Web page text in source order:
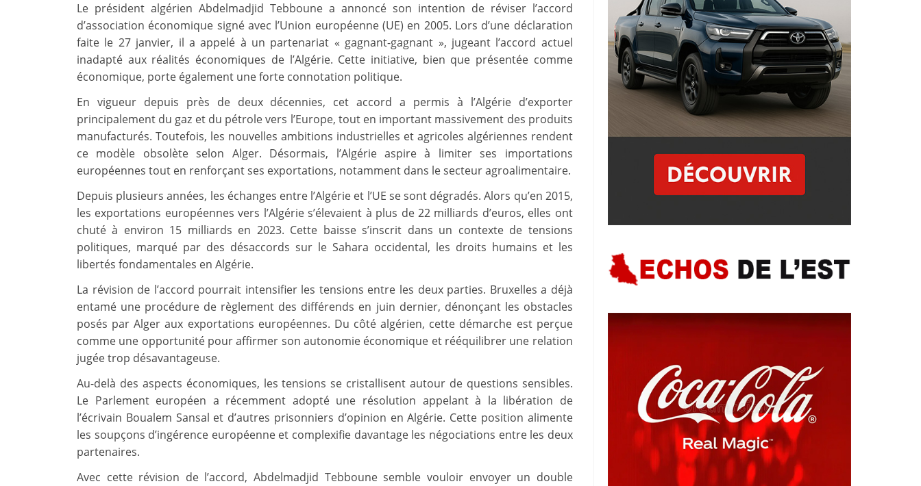
Le président algérien Abdelmadjid Tebboune a annoncé son intention de réviser l’accord
d’association économique signé avec l’Union européenne (UE) en 2005. Lors d’une déclaration
faite le 27 janvier, il a appelé à un partenariat « gagnant-gagnant », jugeant l’accord actuel
inadapté aux réalités économiques de l’Algérie. Cette initiative, bien que présentée comme
économique, porte également une forte connotation politique.
En vigueur depuis près de deux décennies, cet accord a permis à l’Algérie d’exporter
principalement du gaz et du pétrole vers l’Europe, tout en important massivement des produits
manufacturés. Toutefois, les nouvelles ambitions industrielles et agricoles algériennes rendent
ce modèle obsolète selon Alger. Désormais, l’Algérie aspire à limiter ses importations
européennes tout en renforçant ses exportations, notamment dans le secteur agroalimentaire.
Depuis plusieurs années, les échanges entre l’Algérie et l’UE se sont dégradés. Alors qu’en 2015,
les exportations européennes vers l’Algérie s’élevaient à plus de 22 milliards d’euros, elles ont
chuté à environ 15 milliards en 2023. Cette baisse s’inscrit dans un contexte de tensions
politiques, marqué par des désaccords sur le Sahara occidental, les droits humains et les
libertés fondamentales en Algérie.
La révision de l’accord pourrait intensifier les tensions entre les deux parties. Bruxelles a déjà
entamé une procédure de règlement des différends en juin dernier, dénonçant les obstacles
posés par Alger aux exportations européennes. Du côté algérien, cette démarche est perçue
comme une opportunité pour affirmer son autonomie économique et rééquilibrer une relation
jugée trop désavantageuse.
Au-delà des aspects économiques, les tensions se cristallisent autour de questions sensibles.
Le Parlement européen a récemment adopté une résolution appelant à la libération de
l’écrivain Boualem Sansal et d’autres prisonniers d’opinion en Algérie. Cette position alimente
les soupçons d’ingérence européenne et complexifie davantage les négociations entre les deux
partenaires.
Avec cette révision de l’accord, Abdelmadjid Tebboune semble vouloir envoyer un double